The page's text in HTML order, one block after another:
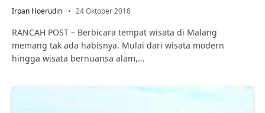
Irpan Hoerudin 24 Oktober 2018
RANCAH POST – Berbicara tempat wisata di Malang
memang tak ada habisnya. Mulai dari wisata modern
hingga wisata bernuansa alam,…